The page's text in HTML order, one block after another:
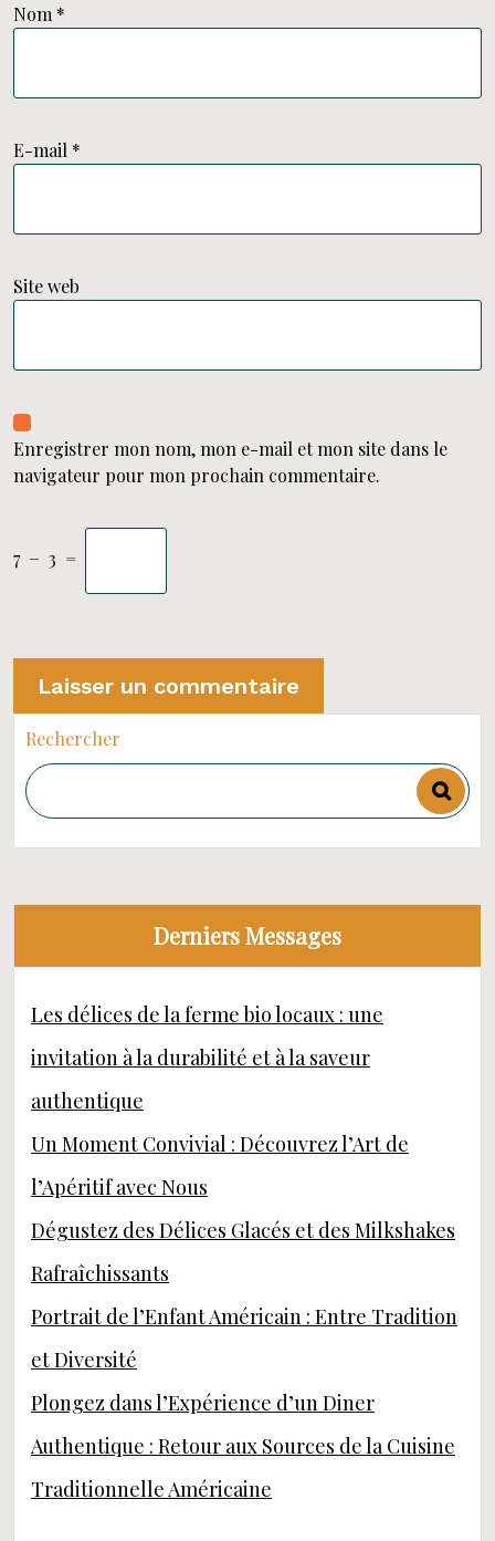
Nom *
E-mail *
Site web
Enregistrer mon nom, mon e-mail et mon site dans le
navigateur pour mon prochain commentaire.
7 − 3 =
Rechercher
Derniers Messages
Les délices de la ferme bio locaux : une
invitation à la durabilité et à la saveur
authentique
Un Moment Convivial : Découvrez l’Art de
l’Apéritif avec Nous
Dégustez des Délices Glacés et des Milkshakes
Rafraîchissants
Portrait de l’Enfant Américain : Entre Tradition
et Diversité
Plongez dans l’Expérience d’un Diner
Authentique : Retour aux Sources de la Cuisine
Traditionnelle Américaine